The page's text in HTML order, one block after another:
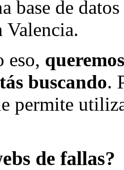
base de
Valencia.
eso,
buscando.
permite
de fallas?